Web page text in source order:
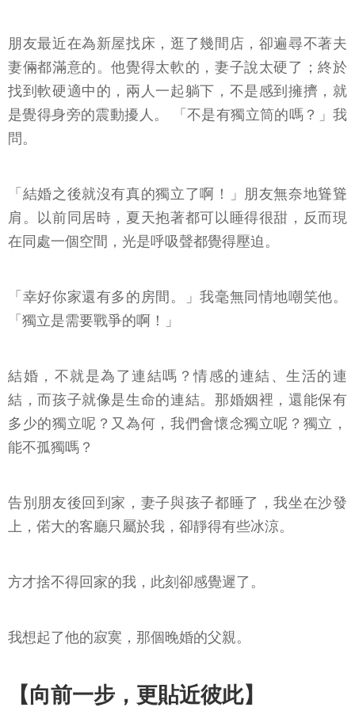
朋友最近在為新屋找床，逛了幾間店，卻遍尋不著夫
妻倆都滿意的。他覺得太軟的，妻子說太硬了；終於
找到軟硬適中的，兩人一起躺下，不是感到擁擠，就
是覺得身旁的震動擾人。 「不是有獨立筒的嗎？」我
問。
「結婚之後就沒有真的獨立了啊！」朋友無奈地聳聳
肩。以前同居時，夏天抱著都可以睡得很甜，反而現
在同處一個空間，光是呼吸聲都覺得壓迫。
「幸好你家還有多的房間。」我毫無同情地嘲笑他。
「獨立是需要戰爭的啊！」
結婚，不就是為了連結嗎？情感的連結、生活的連
結，而孩子就像是生命的連結。那婚姻裡，還能保有
多少的獨立呢？又為何，我們會懷念獨立呢？獨立，
能不孤獨嗎？
告別朋友後回到家，妻子與孩子都睡了，我坐在沙發
上，偌大的客廳只屬於我，卻靜得有些冰涼。
方才捨不得回家的我，此刻卻感覺遲了。
我想起了他的寂寞，那個晚婚的父親。
【向前一步，更貼近彼此】